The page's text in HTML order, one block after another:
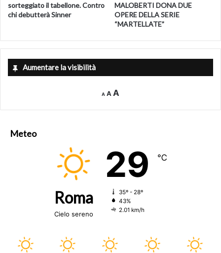
sorteggiato il tabellone. Contro
chi debutterà Sinner
MALOBERTI DONA DUE
OPERE DELLA SERIE
“MARTELLATE”
Aumentare la visibilità
A
Decrease
font
A Reset
size.
A
Meteo
Roma
Cielo sereno
29 ℃
35º - 28º
43%
2.01 km/h